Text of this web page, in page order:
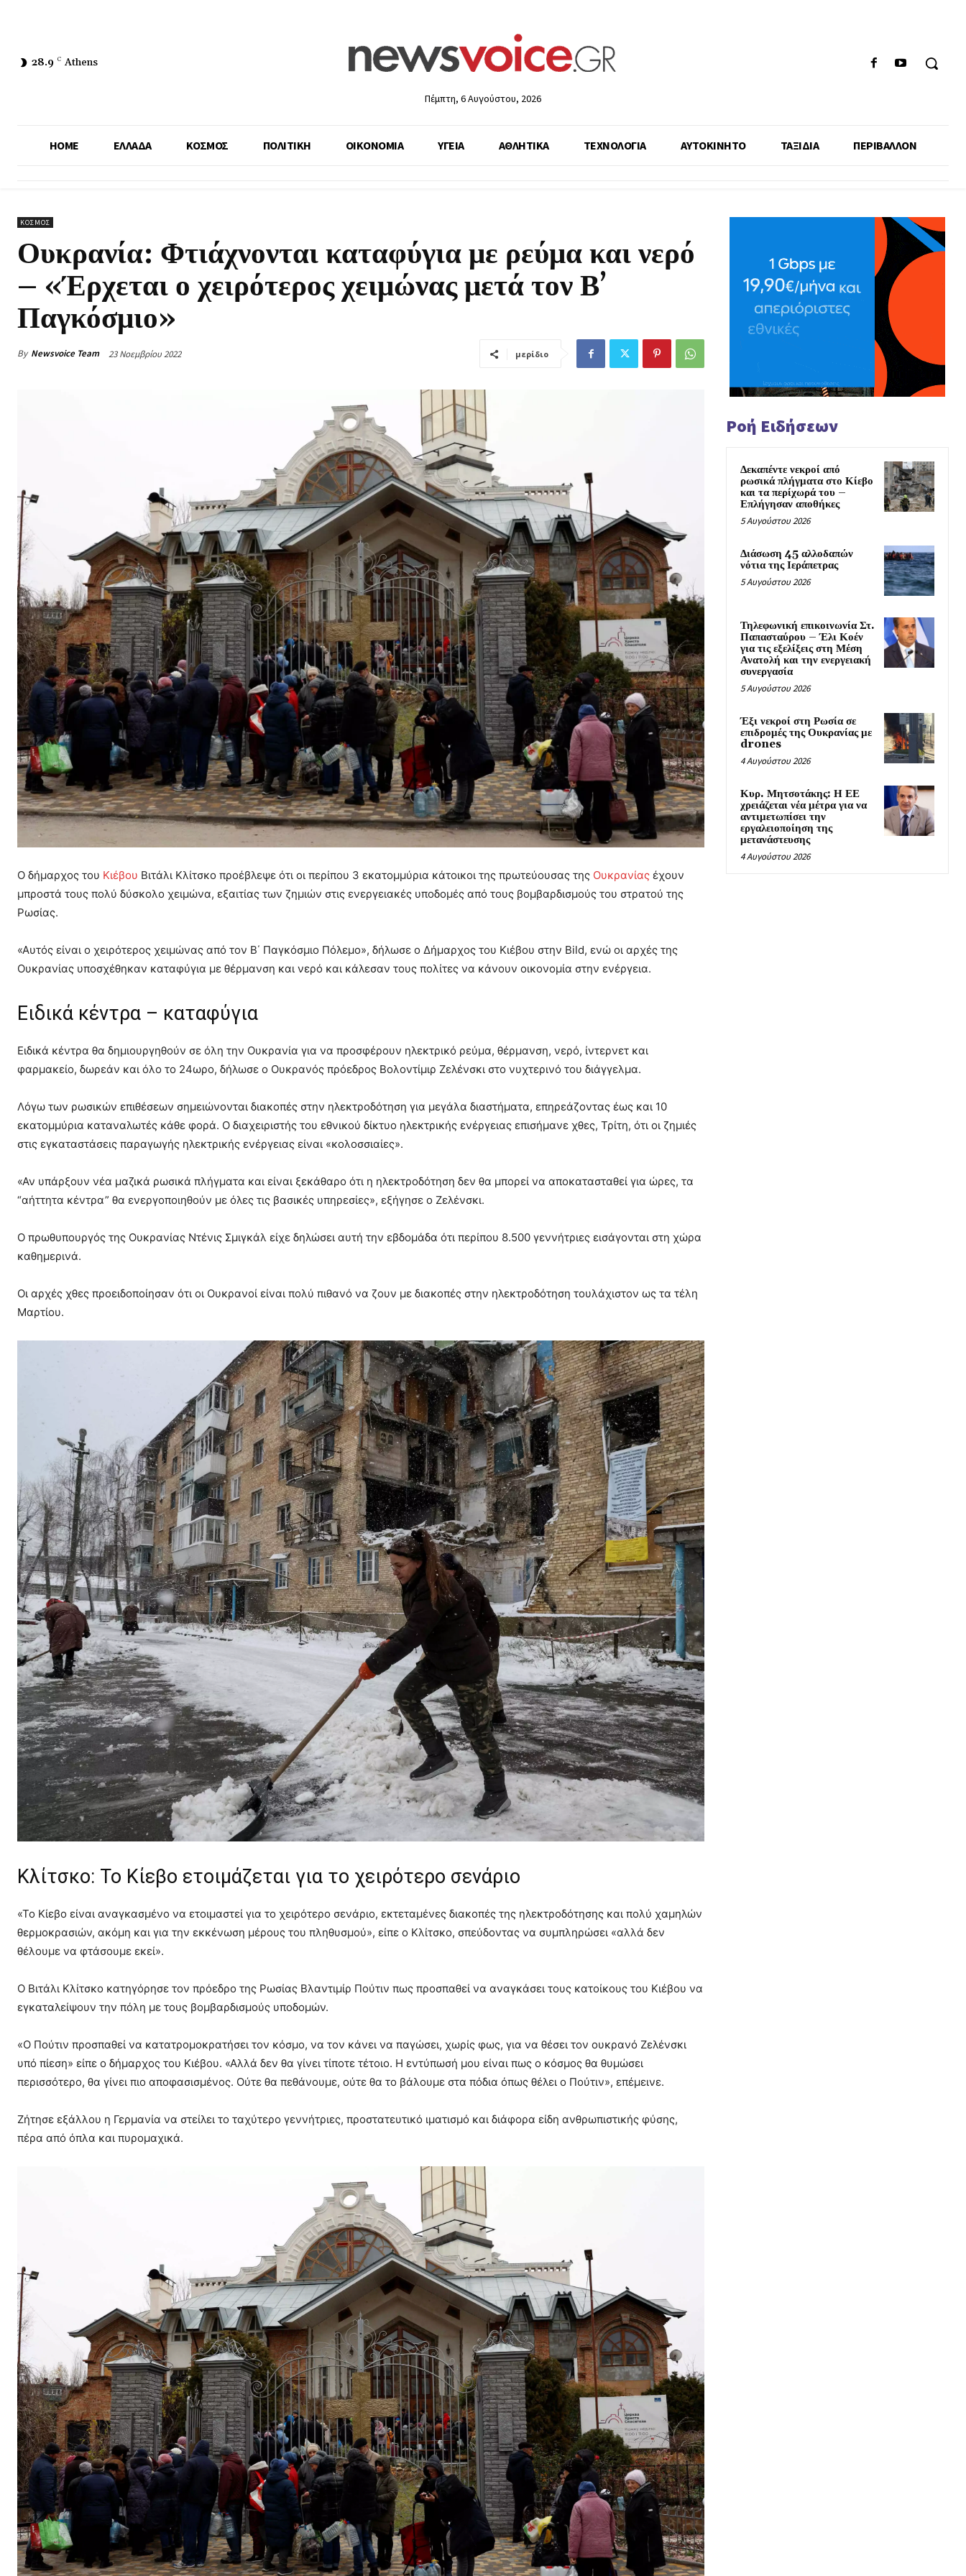
28.9 C Athens
Πέμπτη, 6 Αυγούστου, 2026
HOME ΕΛΛΑΔΑ ΚΟΣΜΟΣ ΠΟΛΙΤΙΚΗ ΟΙΚΟΝΟΜΙΑ ΥΓΕΙΑ ΑΘΛΗΤΙΚΑ ΤΕΧΝΟΛΟΓΙΑ ΑΥΤΟΚΙΝΗΤΟ ΤΑΞΙΔΙΑ ΠΕΡΙΒΑΛΛΟΝ
ΚΟΣΜΟΣ
Ουκρανία: Φτιάχνονται καταφύγια με ρεύμα και νερό
– «Έρχεται ο χειρότερος χειμώνας μετά τον Β’
Παγκόσμιο»
By Newsvoice Team 23 Νοεμβρίου 2022 μερίδιο
Ο δήμαρχος του Κιέβου Βιτάλι Κλίτσκο προέβλεψε ότι οι περίπου 3 εκατομμύρια κάτοικοι της πρωτεύουσας της Ουκρανίας έχουν
μπροστά τους πολύ δύσκολο χειμώνα, εξαιτίας των ζημιών στις ενεργειακές υποδομές από τους βομβαρδισμούς του στρατού της
Ρωσίας.
«Αυτός είναι ο χειρότερος χειμώνας από τον Β΄ Παγκόσμιο Πόλεμο», δήλωσε ο Δήμαρχος του Κιέβου στην Bild, ενώ οι αρχές της
Ουκρανίας υποσχέθηκαν καταφύγια με θέρμανση και νερό και κάλεσαν τους πολίτες να κάνουν οικονομία στην ενέργεια.
Ειδικά κέντρα – καταφύγια
Ειδικά κέντρα θα δημιουργηθούν σε όλη την Ουκρανία για να προσφέρουν ηλεκτρικό ρεύμα, θέρμανση, νερό, ίντερνετ και
φαρμακείο, δωρεάν και όλο το 24ωρο, δήλωσε ο Ουκρανός πρόεδρος Βολοντίμιρ Ζελένσκι στο νυχτερινό του διάγγελμα.
Λόγω των ρωσικών επιθέσεων σημειώνονται διακοπές στην ηλεκτροδότηση για μεγάλα διαστήματα, επηρεάζοντας έως και 10
εκατομμύρια καταναλωτές κάθε φορά. Ο διαχειριστής του εθνικού δίκτυο ηλεκτρικής ενέργειας επισήμανε χθες, Τρίτη, ότι οι ζημιές
στις εγκαταστάσεις παραγωγής ηλεκτρικής ενέργειας είναι «κολοσσιαίες».
«Αν υπάρξουν νέα μαζικά ρωσικά πλήγματα και είναι ξεκάθαρο ότι η ηλεκτροδότηση δεν θα μπορεί να αποκατασταθεί για ώρες, τα
“αήττητα κέντρα” θα ενεργοποιηθούν με όλες τις βασικές υπηρεσίες», εξήγησε ο Ζελένσκι.
Ο πρωθυπουργός της Ουκρανίας Ντένις Σμιγκάλ είχε δηλώσει αυτή την εβδομάδα ότι περίπου 8.500 γεννήτριες εισάγονται στη χώρα
καθημερινά.
Οι αρχές χθες προειδοποίησαν ότι οι Ουκρανοί είναι πολύ πιθανό να ζουν με διακοπές στην ηλεκτροδότηση τουλάχιστον ως τα τέλη
Μαρτίου.
Κλίτσκο: Το Κίεβο ετοιμάζεται για το χειρότερο σενάριο
«Το Κίεβο είναι αναγκασμένο να ετοιμαστεί για το χειρότερο σενάριο, εκτεταμένες διακοπές της ηλεκτροδότησης και πολύ χαμηλών
θερμοκρασιών, ακόμη και για την εκκένωση μέρους του πληθυσμού», είπε ο Κλίτσκο, σπεύδοντας να συμπληρώσει «αλλά δεν
θέλουμε να φτάσουμε εκεί».
Ο Βιτάλι Κλίτσκο κατηγόρησε τον πρόεδρο της Ρωσίας Βλαντιμίρ Πούτιν πως προσπαθεί να αναγκάσει τους κατοίκους του Κιέβου να
εγκαταλείψουν την πόλη με τους βομβαρδισμούς υποδομών.
«Ο Πούτιν προσπαθεί να κατατρομοκρατήσει τον κόσμο, να τον κάνει να παγώσει, χωρίς φως, για να θέσει τον ουκρανό Ζελένσκι
υπό πίεση» είπε ο δήμαρχος του Κιέβου. «Αλλά δεν θα γίνει τίποτε τέτοιο. Η εντύπωσή μου είναι πως ο κόσμος θα θυμώσει
περισσότερο, θα γίνει πιο αποφασισμένος. Ούτε θα πεθάνουμε, ούτε θα το βάλουμε στα πόδια όπως θέλει ο Πούτιν», επέμεινε.
Ζήτησε εξάλλου η Γερμανία να στείλει το ταχύτερο γεννήτριες, προστατευτικό ιματισμό και διάφορα είδη ανθρωπιστικής φύσης,
πέρα από όπλα και πυρομαχικά.
Ροή Ειδήσεων
Δεκαπέντε νεκροί από
ρωσικά πλήγματα στο Κίεβο
και τα περίχωρά του –
Επλήγησαν αποθήκες
5 Αυγούστου 2026
Διάσωση 45 αλλοδαπών
νότια της Ιεράπετρας
5 Αυγούστου 2026
Τηλεφωνική επικοινωνία Στ.
Παπασταύρου – Έλι Κοέν
για τις εξελίξεις στη Μέση
Ανατολή και την ενεργειακή
συνεργασία
5 Αυγούστου 2026
Έξι νεκροί στη Ρωσία σε
επιδρομές της Ουκρανίας με
drones
4 Αυγούστου 2026
Κυρ. Μητσοτάκης: Η ΕΕ
χρειάζεται νέα μέτρα για να
αντιμετωπίσει την
εργαλειοποίηση της
μετανάστευσης
4 Αυγούστου 2026